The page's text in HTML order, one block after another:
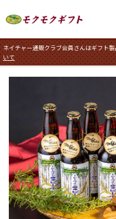
ネイチャー通販クラブ会員さんはギフト製
いて